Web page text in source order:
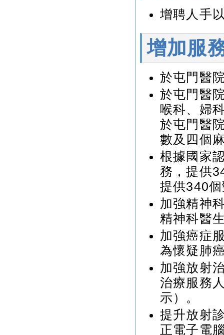
增聘人手
增加服
於屯門醫
於屯門醫
喉科、婦
於屯門醫
數及四個
根據國家
務，提供
提供340
加強精神
精神科醫
加強癌症
為懷疑肺
加強放射
治療服務
示）。
提升放射
正電子電